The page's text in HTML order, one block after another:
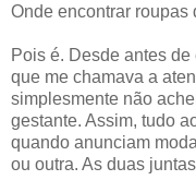
Onde encontrar roupas
Pois é. Desde antes
que me chamava a
simplesmente não
gestante. Assim, tudo
quando anunciam
ou outra. As duas